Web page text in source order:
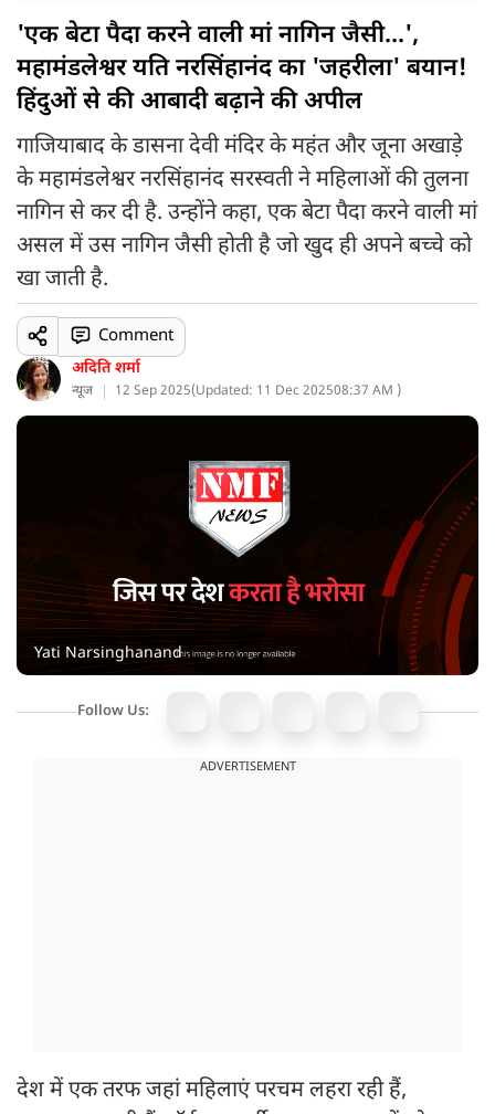
'एक बेटा पैदा करने वाली मां नागिन जैसी...',
महामंडलेश्वर यति नरसिंहानंद का 'जहरीला' बयान!
हिंदुओं से की आबादी बढ़ाने की अपील
गाजियाबाद के डासना देवी मंदिर के महंत और जूना अखाड़े
के महामंडलेश्वर नरसिंहानंद सरस्वती ने महिलाओं की तुलना
नागिन से कर दी है. उन्होंने कहा, एक बेटा पैदा करने वाली मां
असल में उस नागिन जैसी होती है जो खुद ही अपने बच्चे को
खा जाती है.
अदिति शर्मा
न्यूज 12 Sep 2025(Updated: 11 Dec 202508:37 AM )
Comment
Yati Narsinghanand
Follow Us:
ADVERTISEMENT
देश में एक तरफ जहां महिलाएं परचम लहरा रही हैं,